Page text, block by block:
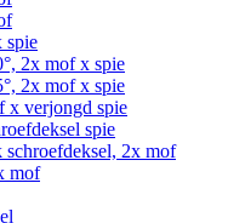
spie
2x mof x spie
2x mof x spie
x verjongd spie
spie
schroefdeksel, 2x mof
mof